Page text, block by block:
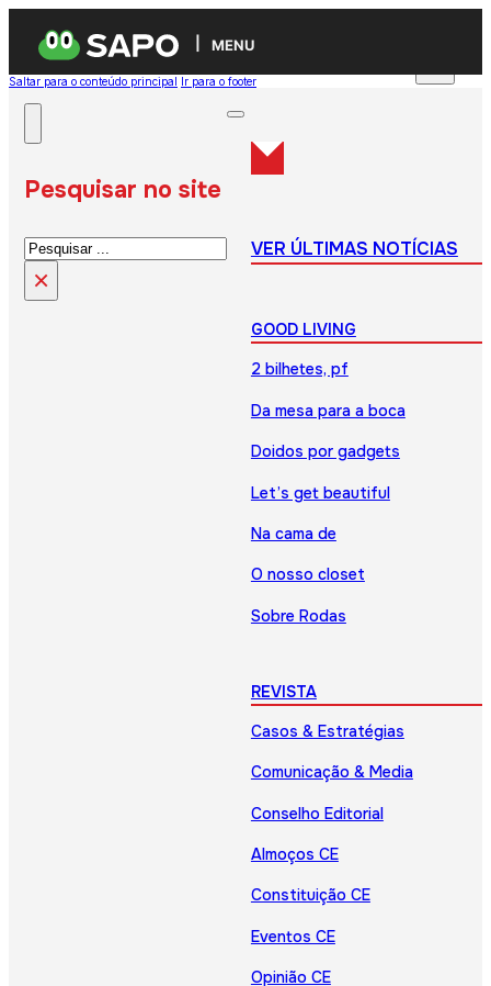
MENU
Saltar para o conteúdo principal Ir para o footer
Pesquisar no site
Pesquisar
×
VER ÚLTIMAS NOTÍCIAS
GOOD LIVING
2 bilhetes, pf
Da mesa para a boca
Doidos por gadgets
Let’s get beautiful
Na cama de
O nosso closet
Sobre Rodas
REVISTA
Casos & Estratégias
Comunicação & Media
Conselho Editorial
Almoços CE
Constituição CE
Eventos CE
Opinião CE